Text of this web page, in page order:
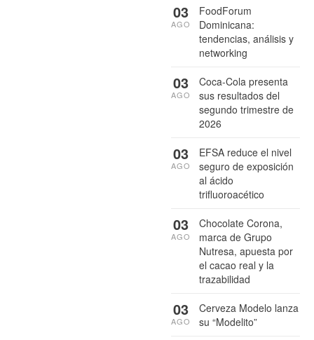
FoodForum
Dominicana:
tendencias, análisis y
networking
03
AGO
Coca-Cola presenta
sus resultados del
segundo trimestre de
2026
03
AGO
EFSA reduce el nivel
seguro de exposición
al ácido
trifluoroacético
03
AGO
Chocolate Corona,
marca de Grupo
Nutresa, apuesta por
el cacao real y la
trazabilidad
03
AGO
Cerveza Modelo lanza
su “Modelito”
03
AGO